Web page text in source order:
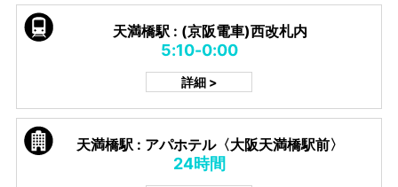
天満橋駅 : (京阪電車)西改札内
5:10-0:00
詳細 >
天満橋駅 : アパホテル〈大阪天満橋駅前〉
24時間